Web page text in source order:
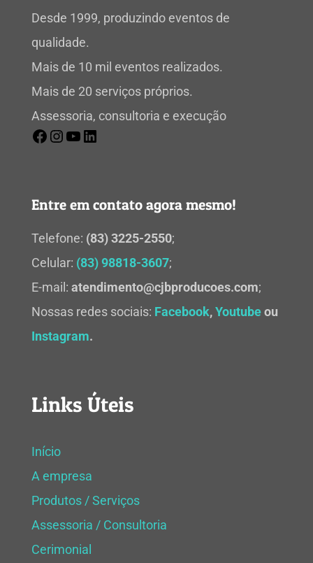
Desde 1999, produzindo eventos de
qualidade.
Mais de 10 mil eventos realizados.
Mais de 20 serviços próprios.
Assessoria, consultoria e execução
Entre em contato agora mesmo!
Telefone: (83) 3225-2550;
Celular: (83) 98818-3607;
E-mail: atendimento@cjbproducoes.com;
Nossas redes sociais: Facebook,Youtubeou
Instagram.
Links Úteis
Início
A empresa
Produtos / Serviços
Assessoria / Consultoria
Cerimonial